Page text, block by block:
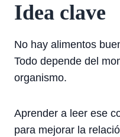
Idea clave
No hay alimentos
Todo depende del
organismo.
Aprender a leer ese
para mejorar la